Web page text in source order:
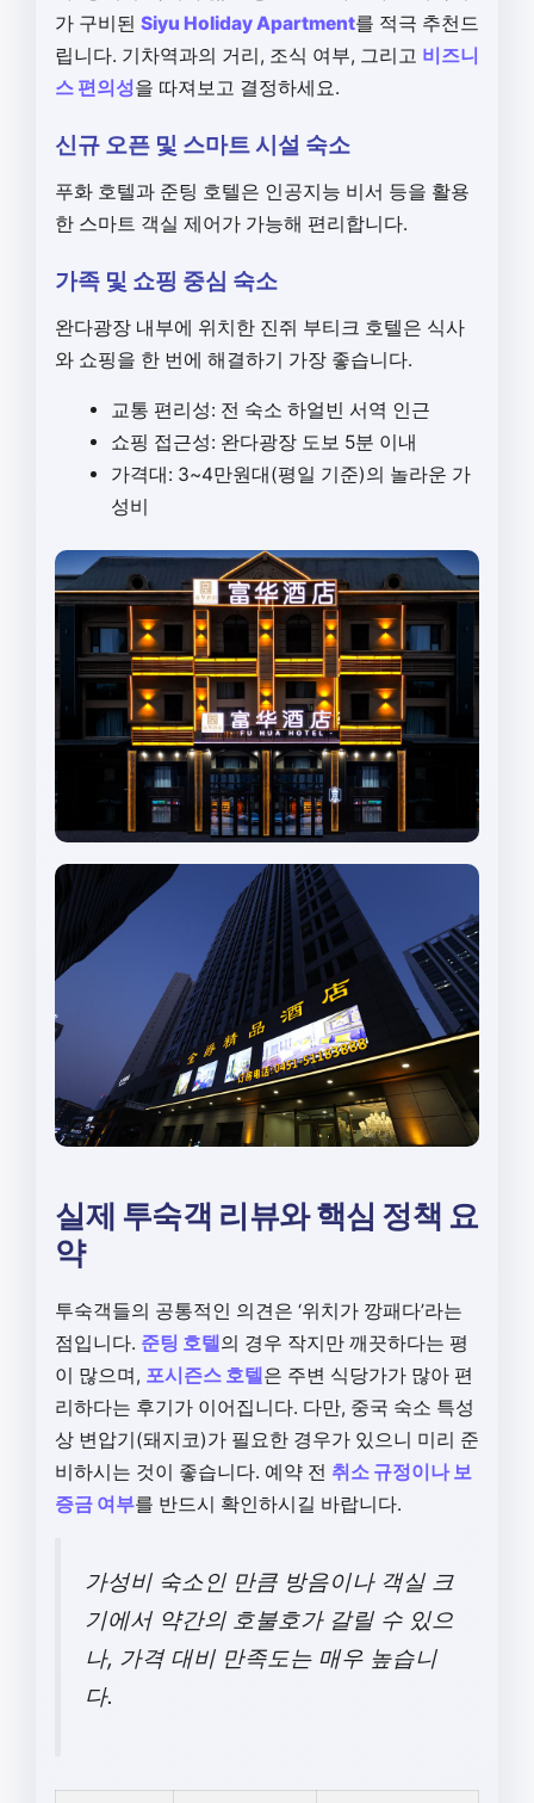
가 구비된 Siyu Holiday Apartment를 적극 추천드
립니다. 기차역과의 거리, 조식 여부, 그리고 비즈니
스 편의성을 따져보고 결정하세요.
신규 오픈 및 스마트 시설 숙소
푸화 호텔과 준팅 호텔은 인공지능 비서 등을 활용
한 스마트 객실 제어가 가능해 편리합니다.
가족 및 쇼핑 중심 숙소
완다광장 내부에 위치한 진쥐 부티크 호텔은 식사
와 쇼핑을 한 번에 해결하기 가장 좋습니다.
교통 편리성: 전 숙소 하얼빈 서역 인근
쇼핑 접근성: 완다광장 도보 5분 이내
가격대: 3~4만원대(평일 기준)의 놀라운 가
성비
실제 투숙객 리뷰와 핵심 정책 요
약
투숙객들의 공통적인 의견은 ‘위치가 깡패다’라는
점입니다. 준팅 호텔의 경우 작지만 깨끗하다는 평
이 많으며, 포시즌스 호텔은 주변 식당가가 많아 편
리하다는 후기가 이어집니다. 다만, 중국 숙소 특성
상 변압기(돼지코)가 필요한 경우가 있으니 미리 준
비하시는 것이 좋습니다. 예약 전 취소 규정이나 보
증금 여부를 반드시 확인하시길 바랍니다.
가성비 숙소인 만큼 방음이나 객실 크
기에서 약간의 호불호가 갈릴 수 있으
나, 가격 대비 만족도는 매우 높습니
다.